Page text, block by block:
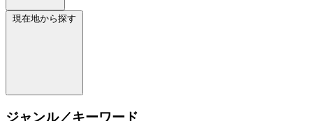
現在地から探す
ジャンル／キーワード